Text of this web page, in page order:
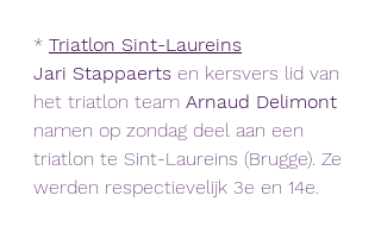
* Triatlon Sint-Laureins
Jari Stappaerts en kersvers lid van
het triatlon team Arnaud Delimont
namen op zondag deel aan een
triatlon te Sint-Laureins (Brugge). Ze
werden respectievelijk 3e en 14e.